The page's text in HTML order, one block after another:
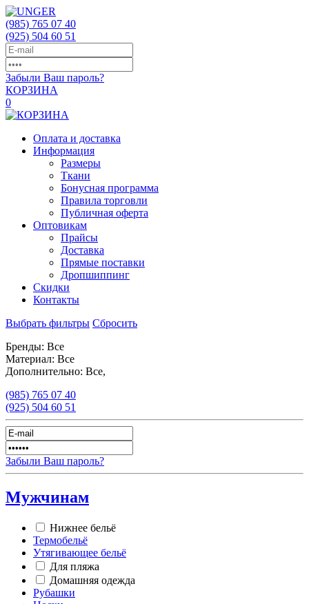
(985) 765 07 40
(925) 504 60 51
Забыли Ваш пароль?
КОРЗИНА
0
Оплата и доставка
Информация
Размеры
Ткани
Бонусная программа
Правила торговли
Публичная оферта
Оптовикам
Прайсы
Доставка
Прямые поставки
Дропшиппинг
Скидки
Контакты
Выбрать фильтры Сбросить
Бренды: Все
Материал: Все
Дополнительно: Все,
(985) 765 07 40
(925) 504 60 51
Забыли Ваш пароль?
Мужчинам
Нижнее бельё
Термобельё
Утягивающее бельё
Для пляжа
Домашняя одежда
Рубашки